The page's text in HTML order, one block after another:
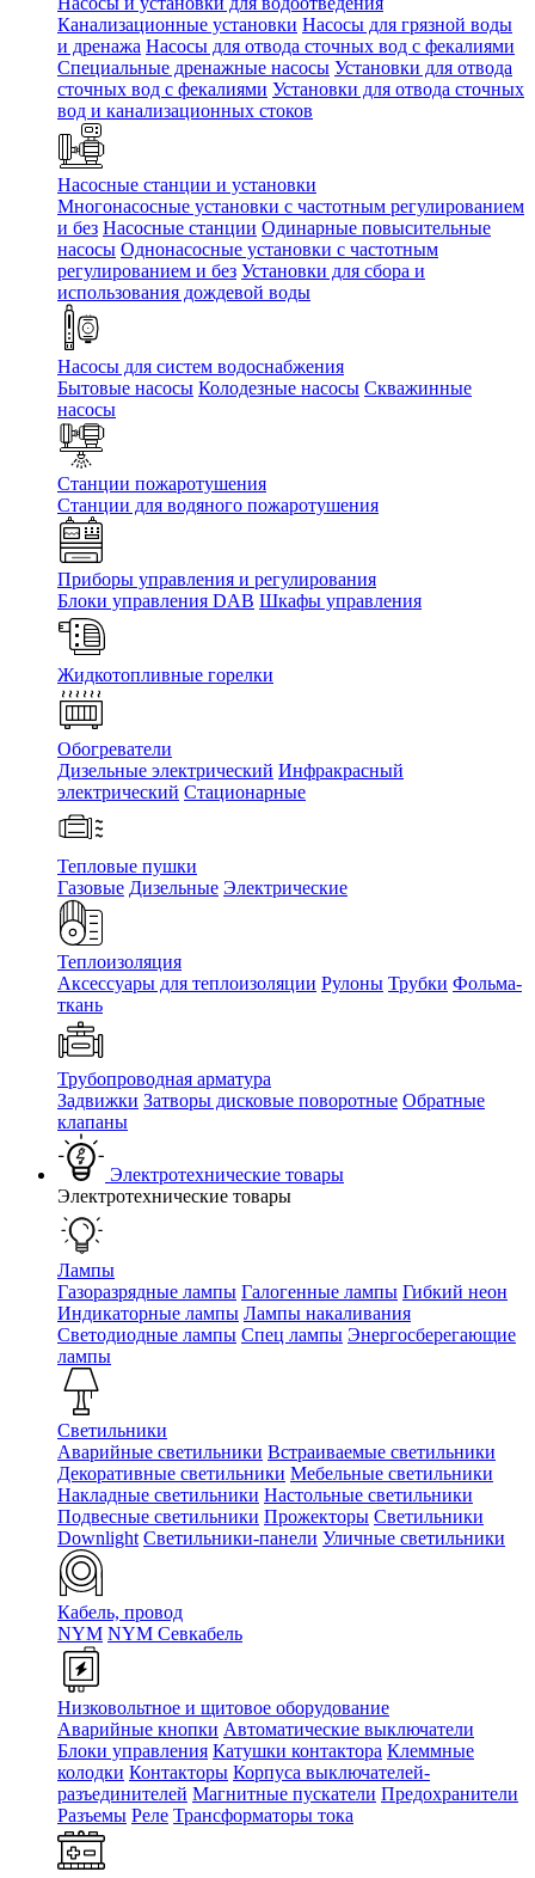
Канализационные установки Насосы для грязной воды
и дренажа Насосы для отвода сточных вод c фекалиями
Специальные дренажные насосы Установки для отвода
сточных вод c фекалиями Установки для отвода сточных
вод и канализационных стоков
Насосные станции и установки
Многонасосные установки с частотным регулированием
и без Насосные станции Одинарные повысительные
насосы Однонасосные установки с частотным
регулированием и без Установки для сбора и
использования дождевой воды
Насосы для систем водоснабжения
Бытовые насосы Колодезные насосы Скважинные
насосы
Станции пожаротушения
Станции для водяного пожаротушения
Приборы управления и регулирования
Блоки управления DAB Шкафы управления
Жидкотопливные горелки
Обогреватели
Дизельные электрический Инфракрасный
электрический Стационарные
Тепловые пушки
Газовые Дизельные Электрические
Теплоизоляция
Аксессуары для теплоизоляции Рулоны Трубки Фольма-
ткань
Трубопроводная арматура
Задвижки Затворы дисковые поворотные Обратные
клапаны
Электротехнические товары
Электротехнические товары
Лампы
Газоразрядные лампы Галогенные лампы Гибкий неон
Индикаторные лампы Лампы накаливания
Светодиодные лампы Спец лампы Энергосберегающие
лампы
Светильники
Аварийные светильники Встраиваемые светильники
Декоративные светильники Мебельные светильники
Накладные светильники Настольные светильники
Подвесные светильники Прожекторы Светильники
Downlight Светильники-панели Уличные светильники
Кабель, провод
NYM NYM Севкабель
Низковольтное и щитовое оборудование
Аварийные кнопки Автоматические выключатели
Блоки управления Катушки контактора Клеммные
колодки Контакторы Корпуса выключателей-
разъединителей Магнитные пускатели Предохранители
Разъемы Реле Трансформаторы тока